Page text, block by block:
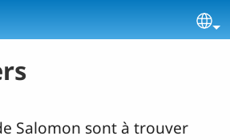
Salomon sont à trouver